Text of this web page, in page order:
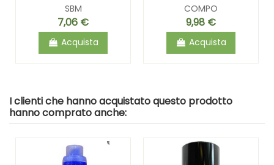
SBM
7,06 €
Acquista
COMPO
9,98 €
Acquista
I clienti che hanno acquistato questo prodotto
hanno comprato anche: